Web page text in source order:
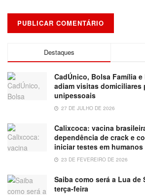
Destaques
CadÚnico, Bolsa Família
adiam visitas domiciliares
unipessoais
27 DE JULHO DE 2026
Calixcoca: vacina
dependência de crack e
iniciar testes em humanos
23 DE FEVEREIRO DE 2026
Saiba como será a Lua de
terça-feira